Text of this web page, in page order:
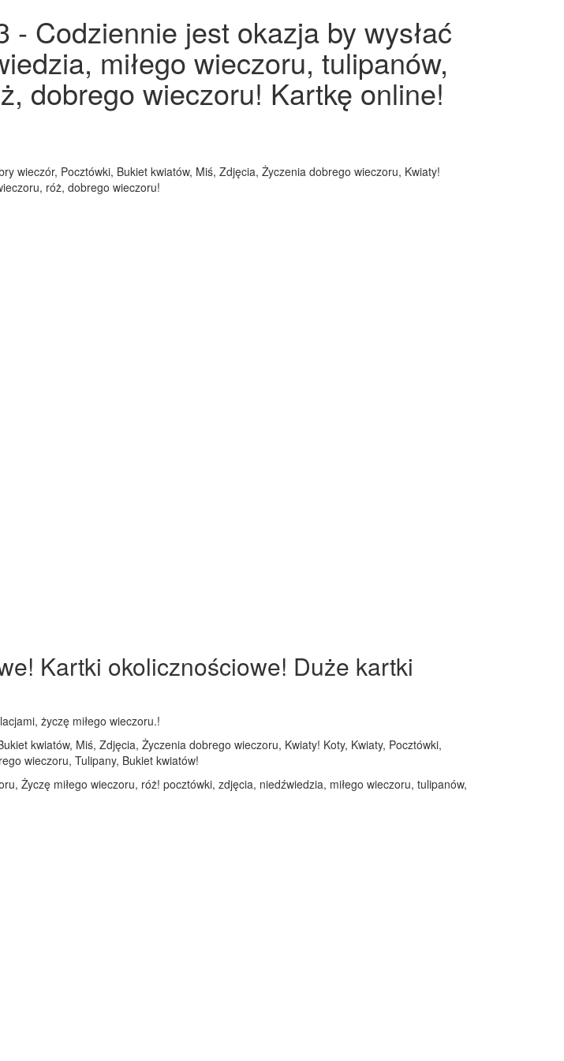
Codziennie jest okazja by wysłać
miłego wieczoru, tulipanów,
dobrego wieczoru! Kartkę online!
wieczór, Pocztówki, Bukiet kwiatów, Miś, Zdjęcia, Życzenia dobrego wieczoru, Kwiaty!
róż, dobrego wieczoru!
Kartki okolicznościowe! Duże kartki
życzę miłego wieczoru.!
kwiatów, Miś, Zdjęcia, Życzenia dobrego wieczoru, Kwiaty! Koty, Kwiaty, Pocztówki,
wieczoru, Tulipany, Bukiet kwiatów!
Życzę miłego wieczoru, róż! pocztówki, zdjęcia, niedźwiedzia, miłego wieczoru, tulipanów,